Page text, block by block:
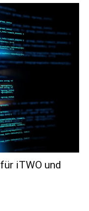
iTWO und